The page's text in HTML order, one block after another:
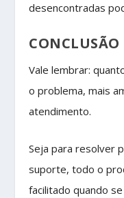
desencontradas
CONCLUSÃO
Vale lembrar:
o problema, mais
atendimento.
Seja para resolver
suporte, todo o
facilitado quando